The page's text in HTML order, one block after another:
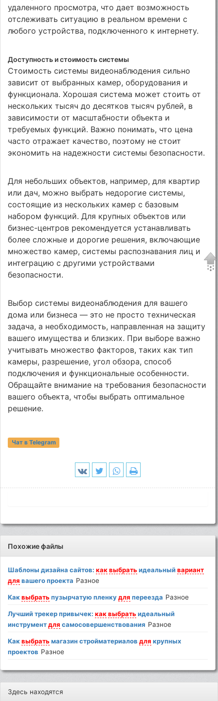
удаленного просмотра, что дает возможность
отслеживать ситуацию в реальном времени с
любого устройства, подключенного к интернету.
Доступность и стоимость системы
Стоимость системы видеонаблюдения сильно
зависит от выбранных камер, оборудования и
функционала. Хорошая система может стоить от
нескольких тысяч до десятков тысяч рублей, в
зависимости от масштабности объекта и
требуемых функций. Важно понимать, что цена
часто отражает качество, поэтому не стоит
экономить на надежности системы безопасности.
Для небольших объектов, например, для квартир
или дач, можно выбрать недорогие системы,
состоящие из нескольких камер с базовым
набором функций. Для крупных объектов или
бизнес-центров рекомендуется устанавливать
более сложные и дорогие решения, включающие
множество камер, системы распознавания лиц и
интеграцию с другими устройствами
безопасности.
Выбор системы видеонаблюдения для вашего
дома или бизнеса — это не просто техническая
задача, а необходимость, направленная на защиту
вашего имущества и близких. При выборе важно
учитывать множество факторов, таких как тип
камеры, разрешение, угол обзора, способ
подключения и функциональные особенности.
Обращайте внимание на требования безопасности
вашего объекта, чтобы выбрать оптимальное
решение.
Чат в Telegram
Похожие файлы
Шаблоны дизайна сайтов:как выбрать идеальныйвариант
для вашего проекта Разное
Каквыбрать пузырчатую пленкудля переезда Разное
Лучший трекер привычек:как выбрать идеальный
инструментдля самосовершенствования Разное
Каквыбрать магазин стройматериаловдля крупных
проектов Разное
Здесь находятся